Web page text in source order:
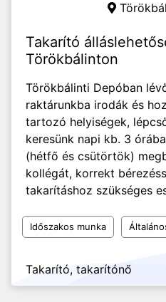
Takarító
Törökbálinton
Törökbálinti Depóban
raktárunkba irodák és
tartozó helyiségek,
keresünk napi kb. 3
(hétfő és csütörtök)
kollégát, korrekt
takarításhoz szükséges
Időszakos munka
Takarító, takarítónő